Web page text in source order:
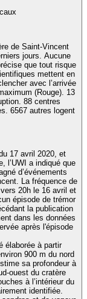
de Saint-Vincent
jours. Aucune
que tout risque
mettent en
avec l’arrivée
(Rouge). 13
88 centres
6567 autres logent
17 avril 2020, et
l’UWI a indiqué que
d’événements
La fréquence de
20h le 16 avril et
épisode de trémor
la publication
dans les données
après l'épisode
élaborée à partir
900 m du nord
sa profondeur à
ouest du cratère
à l’intérieur du
identifiée.